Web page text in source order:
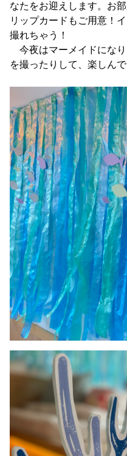
なたをお迎えします。お
リップカードもご用意！
撮れちゃう！
今夜はマーメイドにな
を撮ったりして、楽しんで